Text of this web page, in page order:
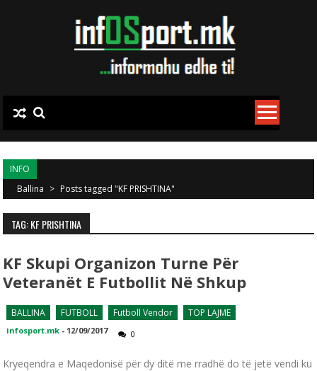
INFO
Ballina > Posts tagged "KF PRISHTINA"
TAG: KF PRISHTINA
KF Skupi Organizon Turne Për
Veteranët E Futbollit Në Shkup
BALLINA FUTBOLL Futboll Vendor TOP LAJME
infosport.mk - 12/09/2017 0
Kryeqendra e Maqedonisë për dy ditë me rradhë do të jetë vendi ku